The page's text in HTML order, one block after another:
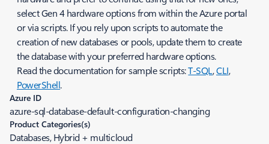
select Gen 4 hardware options from within the Azure portal
or via scripts. If you rely upon scripts to automate the
creation of new databases or pools, update them to create
the database with your preferred hardware options.
Read the documentation for sample scripts:T-SQL,CLI,
PowerShell.
Azure ID
azure-sql-database-default-configuration-changing
Product Categories(s)
Databases, Hybrid + multicloud